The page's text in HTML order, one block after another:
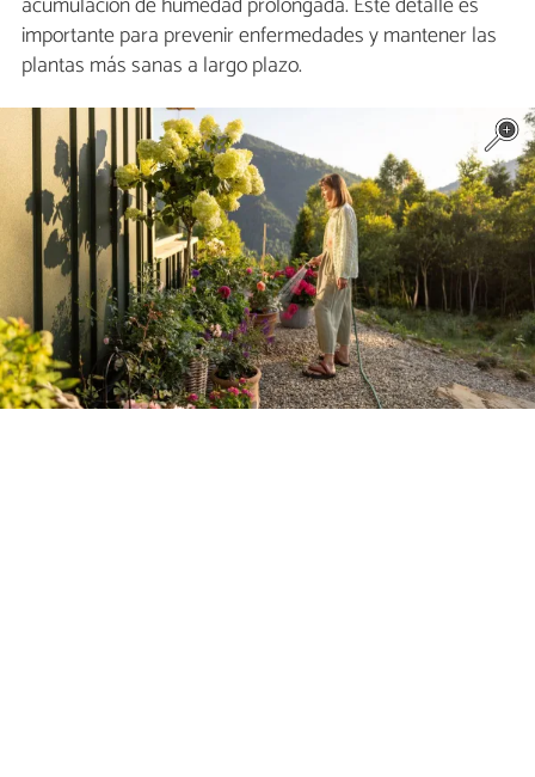
importante para prevenir enfermedades y mantener las
plantas más sanas a largo plazo.